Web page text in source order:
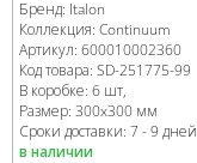
Бренд: Italon
Коллекция: Continuum
Артикул: 600010002360
Код товара: SD-251775-99
В коробке: 6 шт,
Размер: 300x300 мм
Сроки доставки: 7 - 9 дней
в наличии